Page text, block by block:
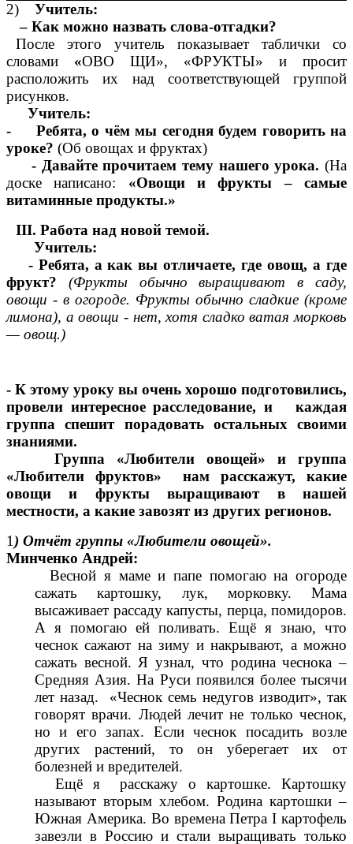
2) Учитель:
– Как можно назвать слова-отгадки?
После этого учитель показывает таблички со
словами «ОВО ЩИ», «ФРУКТЫ»
и просит
расположить их над соответствующей группой
рисунков.
Учитель:
- Ребята, о чём мы сегодня будем говорить на
уроке? (Об овощах и фруктах)
- Давайте прочитаем тему нашего урока. (На
доске написано: «Овощи и фрукты – самые
витаминные продукты.»
III. Работа над новой темой.
Учитель:
- Ребята, а как вы отличаете, где овощ, а где
фрукт?
(Фрукты обычно выращивают в саду,
овощи - в огороде. Фрукты обычно сладкие (кроме
лимона), а овощи - нет, хотя сладко ватая морковь
— овощ.)
- К этому уроку вы очень хорошо подготовились,
провели интересное расследование, и каждая
группа спешит порадовать остальных своими
знаниями.
Группа «Любители овощей» и группа
«Любители фруктов» нам расскажут, какие
овощи и фрукты выращивают в нашей
местности, а какие завозят из других регионов.
1 ) Отчёт группы «Любители овощей».
Минченко Андрей:
Весной я маме и папе помогаю на огороде
сажать картошку, лук, морковку. Мама
высаживает рассаду капусты, перца, помидоров.
А я помогаю ей поливать. Ещё я знаю, что
чеснок сажают на зиму и накрывают, а можно
сажать весной. Я узнал, что родина чеснока –
Средняя Азия. На Руси появился более тысячи
лет назад. «Чеснок семь недугов изводит», так
говорят врачи. Людей лечит не только чеснок,
но и его запах. Если чеснок посадить возле
других растений, то он уберегает их от
болезней и вредителей.
Ещё я расскажу о картошке. Картошку
называют вторым хлебом. Родина картошки –
Южная Америка. Во времена Петра I картофель
завезли в Россию и стали выращивать только